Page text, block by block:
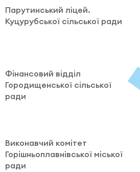
Парутинський ліцей.
Куцурубської сільської ради
Фінансовий відділ
Городищенської сільської
ради
Виконавчий комітет
Горішньоплавнівської міської
ради